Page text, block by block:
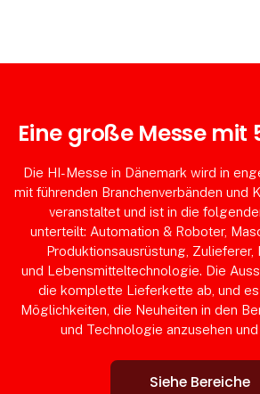
Eine große Messe mit
Die HI-Messe in Dänemark wird in
mit führenden Branchenverbänden und
veranstaltet und ist in die
unterteilt: Automation & Roboter,
Produktionsausrüstung,
und Lebensmitteltechnologie. Die
die komplette Lieferkette ab, und
Möglichkeiten, die Neuheiten in den
und Technologie anzusehen
Siehe Bereiche